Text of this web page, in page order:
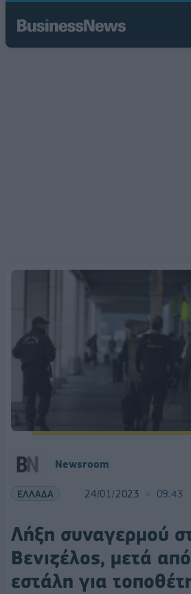
Newsroom
ΕΛΛΑΔΑ 24/01/2023 09:43
Λήξη συναγερμού
Βενιζέλος, μετά
εστάλη για